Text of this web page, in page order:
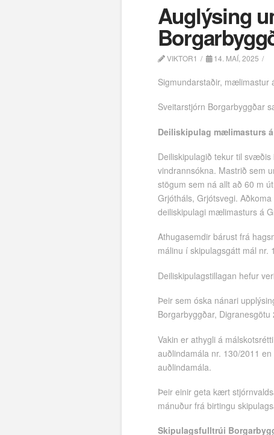
Auglýsing
VIKTOR1 14. MAÍ, 2025
Sigmundarstaðir, mælimastur
Sveitarstjórn Borgarbyggðar
Deiliskipulag mælimasturs
Deiliskipulagið tekur til
vindrannsókna. Mastrið sem
stögum sem ná allt að 60 m
Grjótháls, Grjótsvegi.
deiliskipulagi mælimasturs á
Athugasemdir bárust frá
málinu í skipulagsgátt mál nr.
Deiliskipulagstillagan hefur
Þeir sem óska nánari
Borgarbyggðar, Digranesgötu
Vakin er athygli á
auðlindamála nr. 130/2011
auðlindamála.
Þeir einir geta kært
mánuður frá birtingu
Skipulagsfulltrúi